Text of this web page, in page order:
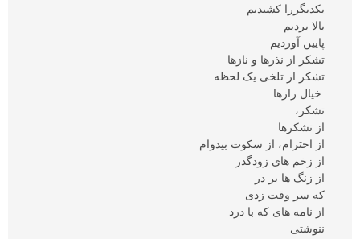
یکدیگررا کشیدیم
بالا بردیم
پایین آوردیم
تشکر از نذرها و نازها
تشکر از تلخی یک لحظه
خیال رازها
تشکر،
از تشکرها
از احترام، از سکوت بیدوام
از زخم های زودگذر
از زنگ ها بر در
که سر وقت زدی
از نامه های که با درد
ننوشتی